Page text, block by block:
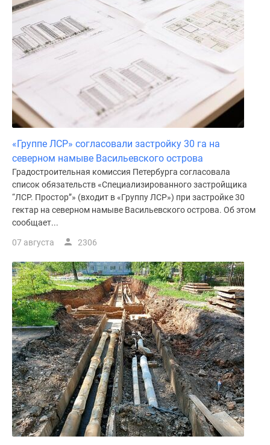
«Группе ЛСР» согласовали застройку 30 га на
северном намыве Васильевского острова
Градостроительная комиссия Петербурга согласовала
список обязательств «Специализированного застройщика
“ЛСР. Простор”» (входит в «Группу ЛСР») при застройке 30
гектар на северном намыве Васильевского острова. Об этом
сообщает...
07 августа 2306